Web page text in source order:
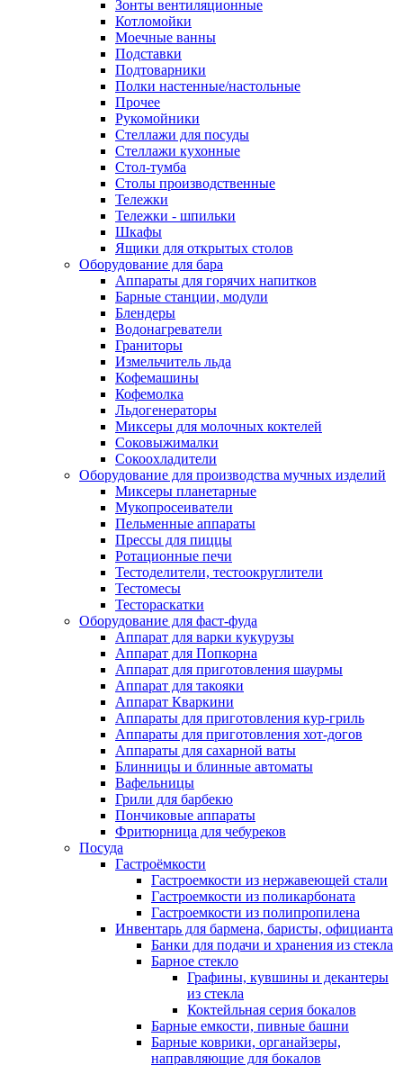
Зонты вентиляционные
Котломойки
Моечные ванны
Подставки
Подтоварники
Полки настенные/настольные
Прочее
Рукомойники
Стеллажи для посуды
Стеллажи кухонные
Стол-тумба
Столы производственные
Тележки
Тележки - шпильки
Шкафы
Ящики для открытых столов
Оборудование для бара
Аппараты для горячих напитков
Барные станции, модули
Блендеры
Водонагреватели
Граниторы
Измельчитель льда
Кофемашины
Кофемолка
Льдогенераторы
Миксеры для молочных коктелей
Соковыжималки
Сокоохладители
Оборудование для производства мучных изделий
Миксеры планетарные
Мукопросеиватели
Пельменные аппараты
Прессы для пиццы
Ротационные печи
Тестоделители, тестоокруглители
Тестомесы
Тестораскатки
Оборудование для фаст-фуда
Аппарат для варки кукурузы
Аппарат для Попкорна
Аппарат для приготовления шаурмы
Аппарат для такояки
Аппарат Кваркини
Аппараты для приготовления кур-гриль
Аппараты для приготовления хот-догов
Аппараты для сахарной ваты
Блинницы и блинные автоматы
Вафельницы
Грили для барбекю
Пончиковые аппараты
Фритюрница для чебуреков
Посуда
Гастроёмкости
Гастроемкости из нержавеющей стали
Гастроемкости из поликарбоната
Гастроемкости из полипропилена
Инвентарь для бармена, баристы, официанта
Банки для подачи и хранения из стекла
Барное стекло
Графины, кувшины и декантеры
из стекла
Коктейльная серия бокалов
Барные емкости, пивные башни
Барные коврики, органайзеры,
направляющие для бокалов